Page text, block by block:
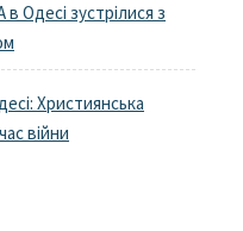
Одесі зустрілися з
Християнська
війни